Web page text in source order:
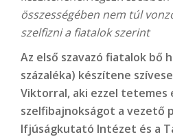
összességében nem túl
szelfizni a fiatalok szerint
Az első szavazó fiatalok bő
százaléka) készítene
Viktorral, aki ezzel tetemes
szelfibajnokságot a vezető
Ifjúságkutató Intézet és a